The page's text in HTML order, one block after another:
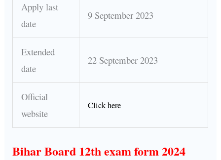
Apply last
date
9 September 2023
Extended
date
22 September 2023
Official
website
Click here
Bihar Board 12th exam form 2024